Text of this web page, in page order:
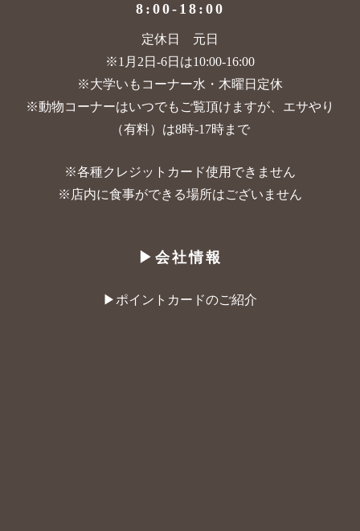
8:00-18:00
定休日 元日
※1月2日-6日は10:00-16:00
※大学いもコーナー水・木曜日定休
※動物コーナーはいつでもご覧頂けますが、 エサやり
（有料）は8時-17時まで
※各種クレジットカード使用できません
※店内に食事ができる場所はございません
▶︎会社情報
▶︎ポイントカードのご紹介